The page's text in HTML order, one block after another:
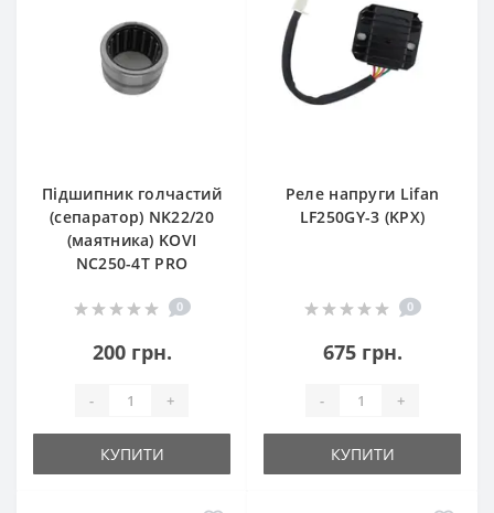
Підшипник голчастий
(сепаратор) NK22/20
(маятника) KOVI
NC250-4Т PRO
0
200 грн.
- +
КУПИТИ
Реле напруги Lifan
LF250GY-3 (KPX)
0
675 грн.
- +
КУПИТИ